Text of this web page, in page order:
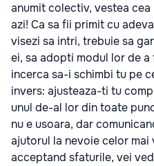
anumit colectiv, vestea
azi! Ca sa fii primit cu
visezi sa intri, trebuie sa
ei, sa adopti modul lor de
incerca sa-i schimbi tu pe
invers: ajusteaza-ti tu
unul de-al lor din toate
nu e usoara, dar
ajutorul la nevoie celor mai
acceptand sfaturile, vei